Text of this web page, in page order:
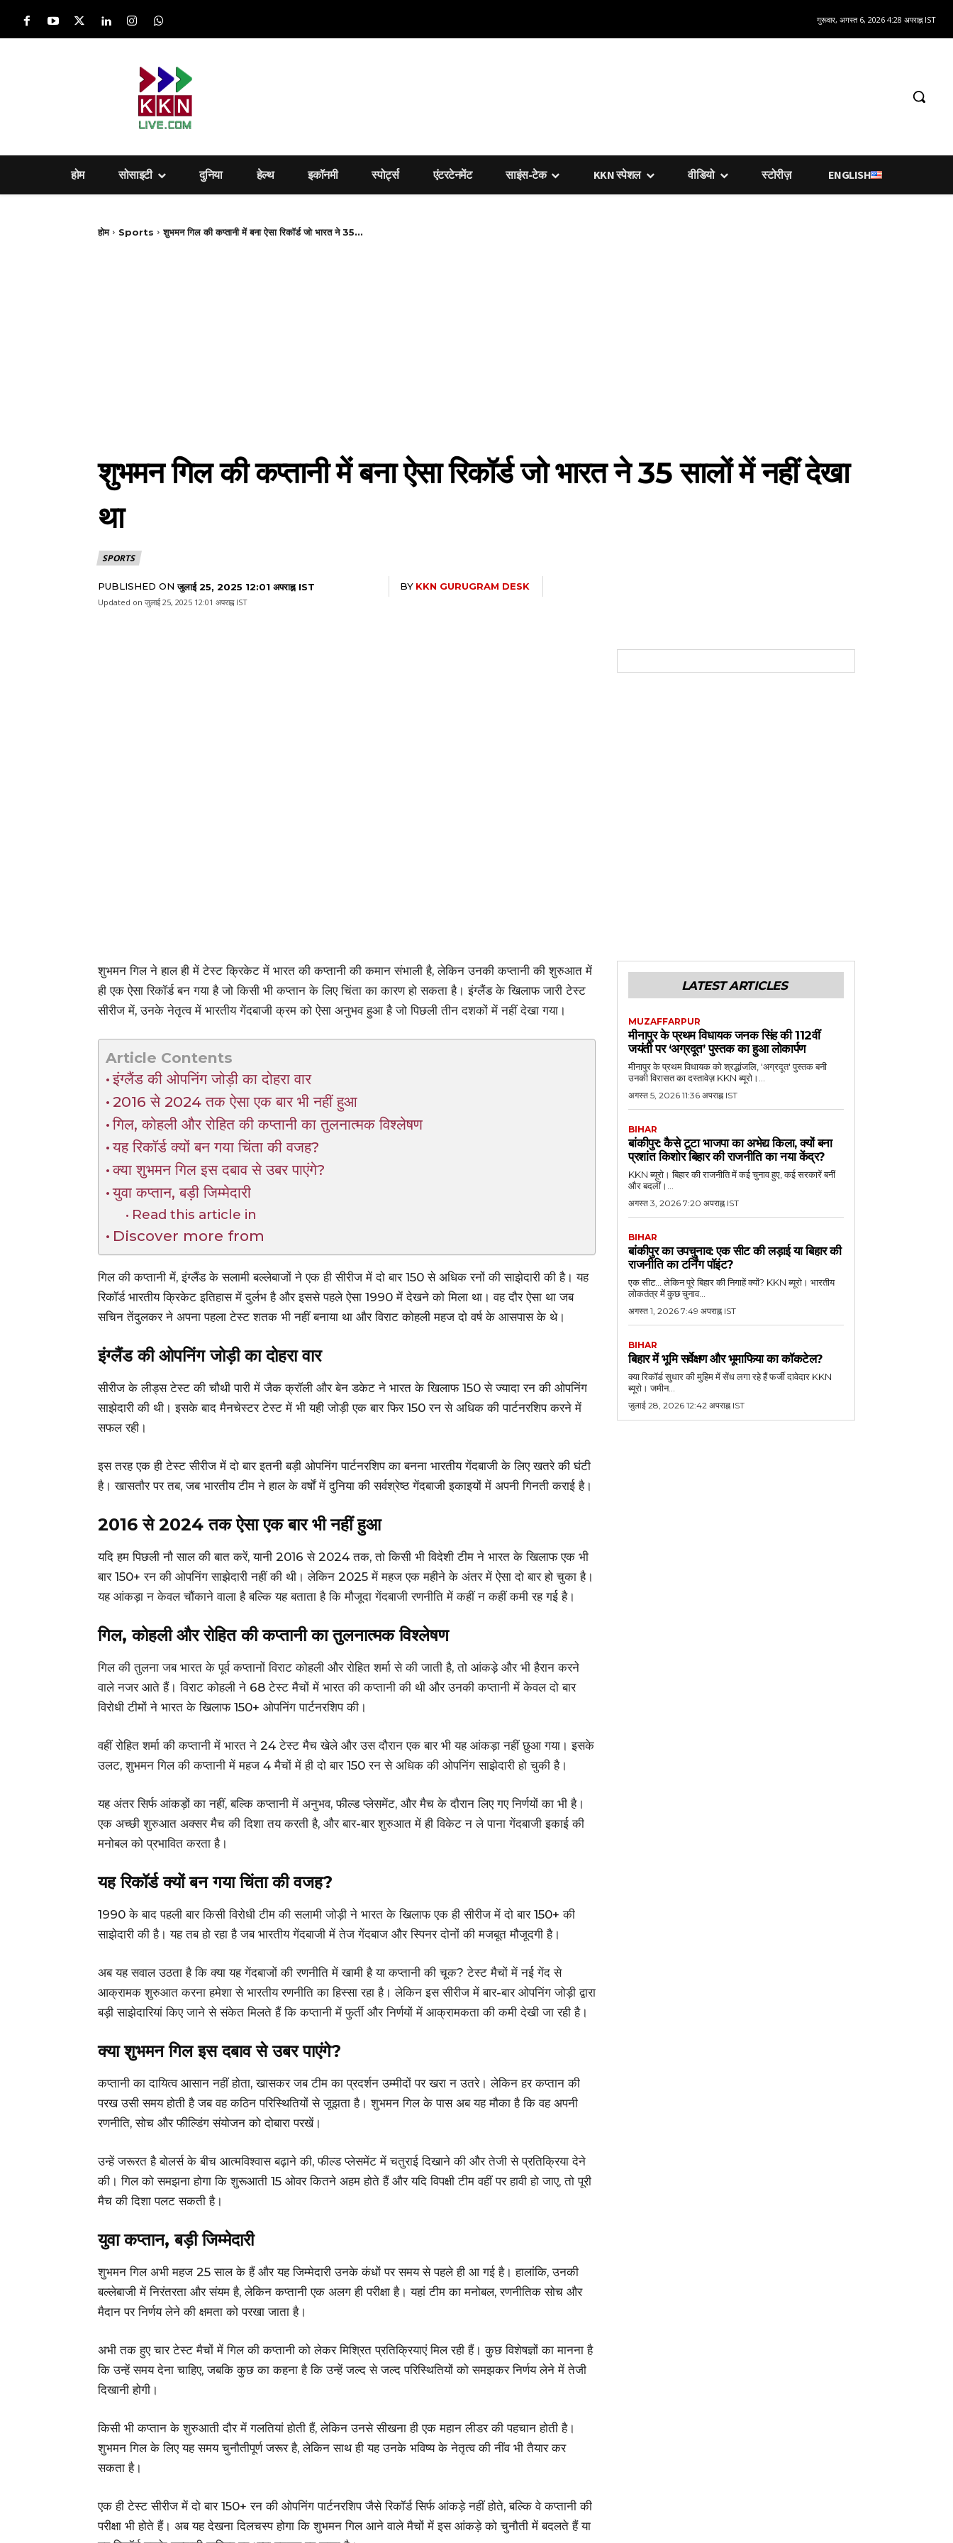
गुरूवार, अगस्त 6, 2026 4:28 अपराह्न IST
होम सोसाइटी दुनिया हेल्‍थ इकॉनमी स्पोर्ट्स एंटरटेनमेंट साइंस-टेक KKN स्पेशल वीडियो स्टोरीज़ ENGLISH
होम Sports शुभमन गिल की कप्तानी में बना ऐसा रिकॉर्ड जो भारत ने 35...
शुभमन गिल की कप्तानी में बना ऐसा रिकॉर्ड जो भारत ने 35 सालों में नहीं देखा
था
SPORTS
PUBLISHED ON जुलाई 25, 2025 12:01 अपराह्न IST BY KKN GURUGRAM DESK
Updated on जुलाई 25, 2025 12:01 अपराह्न IST
शुभमन गिल ने हाल ही में टेस्ट क्रिकेट में भारत की कप्तानी की कमान संभाली है, लेकिन उनकी कप्तानी की शुरुआत में
ही एक ऐसा रिकॉर्ड बन गया है जो किसी भी कप्तान के लिए चिंता का कारण हो सकता है। इंग्लैंड के खिलाफ जारी टेस्ट
सीरीज में, उनके नेतृत्व में भारतीय गेंदबाजी क्रम को ऐसा अनुभव हुआ है जो पिछली तीन दशकों में नहीं देखा गया।
Article Contents
इंग्लैंड की ओपनिंग जोड़ी का दोहरा वार
2016 से 2024 तक ऐसा एक बार भी नहीं हुआ
गिल, कोहली और रोहित की कप्तानी का तुलनात्मक विश्लेषण
यह रिकॉर्ड क्यों बन गया चिंता की वजह?
क्या शुभमन गिल इस दबाव से उबर पाएंगे?
युवा कप्तान, बड़ी जिम्मेदारी
Read this article in
Discover more from
गिल की कप्तानी में, इंग्लैंड के सलामी बल्लेबाजों ने एक ही सीरीज में दो बार 150 से अधिक रनों की साझेदारी की है। यह
रिकॉर्ड भारतीय क्रिकेट इतिहास में दुर्लभ है और इससे पहले ऐसा 1990 में देखने को मिला था। वह दौर ऐसा था जब
सचिन तेंदुलकर ने अपना पहला टेस्ट शतक भी नहीं बनाया था और विराट कोहली महज दो वर्ष के आसपास के थे।
इंग्लैंड की ओपनिंग जोड़ी का दोहरा वार
सीरीज के लीड्स टेस्ट की चौथी पारी में जैक क्रॉली और बेन डकेट ने भारत के खिलाफ 150 से ज्यादा रन की ओपनिंग
साझेदारी की थी। इसके बाद मैनचेस्टर टेस्ट में भी यही जोड़ी एक बार फिर 150 रन से अधिक की पार्टनरशिप करने में
सफल रही।
इस तरह एक ही टेस्ट सीरीज में दो बार इतनी बड़ी ओपनिंग पार्टनरशिप का बनना भारतीय गेंदबाजी के लिए खतरे की घंटी
है। खासतौर पर तब, जब भारतीय टीम ने हाल के वर्षों में दुनिया की सर्वश्रेष्ठ गेंदबाजी इकाइयों में अपनी गिनती कराई है।
2016 से 2024 तक ऐसा एक बार भी नहीं हुआ
यदि हम पिछली नौ साल की बात करें, यानी 2016 से 2024 तक, तो किसी भी विदेशी टीम ने भारत के खिलाफ एक भी
बार 150+ रन की ओपनिंग साझेदारी नहीं की थी। लेकिन 2025 में महज एक महीने के अंतर में ऐसा दो बार हो चुका है।
यह आंकड़ा न केवल चौंकाने वाला है बल्कि यह बताता है कि मौजूदा गेंदबाजी रणनीति में कहीं न कहीं कमी रह गई है।
गिल, कोहली और रोहित की कप्तानी का तुलनात्मक विश्लेषण
गिल की तुलना जब भारत के पूर्व कप्तानों विराट कोहली और रोहित शर्मा से की जाती है, तो आंकड़े और भी हैरान करने
वाले नजर आते हैं। विराट कोहली ने 68 टेस्ट मैचों में भारत की कप्तानी की थी और उनकी कप्तानी में केवल दो बार
विरोधी टीमों ने भारत के खिलाफ 150+ ओपनिंग पार्टनरशिप की।
वहीं रोहित शर्मा की कप्तानी में भारत ने 24 टेस्ट मैच खेले और उस दौरान एक बार भी यह आंकड़ा नहीं छुआ गया। इसके
उलट, शुभमन गिल की कप्तानी में महज 4 मैचों में ही दो बार 150 रन से अधिक की ओपनिंग साझेदारी हो चुकी है।
यह अंतर सिर्फ आंकड़ों का नहीं, बल्कि कप्तानी में अनुभव, फील्ड प्लेसमेंट, और मैच के दौरान लिए गए निर्णयों का भी है।
एक अच्छी शुरुआत अक्सर मैच की दिशा तय करती है, और बार-बार शुरुआत में ही विकेट न ले पाना गेंदबाजी इकाई की
मनोबल को प्रभावित करता है।
यह रिकॉर्ड क्यों बन गया चिंता की वजह?
1990 के बाद पहली बार किसी विरोधी टीम की सलामी जोड़ी ने भारत के खिलाफ एक ही सीरीज में दो बार 150+ की
साझेदारी की है। यह तब हो रहा है जब भारतीय गेंदबाजी में तेज गेंदबाज और स्पिनर दोनों की मजबूत मौजूदगी है।
अब यह सवाल उठता है कि क्या यह गेंदबाजों की रणनीति में खामी है या कप्तानी की चूक? टेस्ट मैचों में नई गेंद से
आक्रामक शुरुआत करना हमेशा से भारतीय रणनीति का हिस्सा रहा है। लेकिन इस सीरीज में बार-बार ओपनिंग जोड़ी द्वारा
बड़ी साझेदारियां किए जाने से संकेत मिलते हैं कि कप्तानी में फुर्ती और निर्णयों में आक्रामकता की कमी देखी जा रही है।
क्या शुभमन गिल इस दबाव से उबर पाएंगे?
कप्तानी का दायित्व आसान नहीं होता, खासकर जब टीम का प्रदर्शन उम्मीदों पर खरा न उतरे। लेकिन हर कप्तान की
परख उसी समय होती है जब वह कठिन परिस्थितियों से जूझता है। शुभमन गिल के पास अब यह मौका है कि वह अपनी
रणनीति, सोच और फील्डिंग संयोजन को दोबारा परखें।
उन्हें जरूरत है बोलर्स के बीच आत्मविश्वास बढ़ाने की, फील्ड प्लेसमेंट में चतुराई दिखाने की और तेजी से प्रतिक्रिया देने
की। गिल को समझना होगा कि शुरूआती 15 ओवर कितने अहम होते हैं और यदि विपक्षी टीम वहीं पर हावी हो जाए, तो पूरी
मैच की दिशा पलट सकती है।
युवा कप्तान, बड़ी जिम्मेदारी
शुभमन गिल अभी महज 25 साल के हैं और यह जिम्मेदारी उनके कंधों पर समय से पहले ही आ गई है। हालांकि, उनकी
बल्लेबाजी में निरंतरता और संयम है, लेकिन कप्तानी एक अलग ही परीक्षा है। यहां टीम का मनोबल, रणनीतिक सोच और
मैदान पर निर्णय लेने की क्षमता को परखा जाता है।
अभी तक हुए चार टेस्ट मैचों में गिल की कप्तानी को लेकर मिश्रित प्रतिक्रियाएं मिल रही हैं। कुछ विशेषज्ञों का मानना है
कि उन्हें समय देना चाहिए, जबकि कुछ का कहना है कि उन्हें जल्द से जल्द परिस्थितियों को समझकर निर्णय लेने में तेजी
दिखानी होगी।
किसी भी कप्तान के शुरुआती दौर में गलतियां होती हैं, लेकिन उनसे सीखना ही एक महान लीडर की पहचान होती है।
शुभमन गिल के लिए यह समय चुनौतीपूर्ण जरूर है, लेकिन साथ ही यह उनके भविष्य के नेतृत्व की नींव भी तैयार कर
सकता है।
एक ही टेस्ट सीरीज में दो बार 150+ रन की ओपनिंग पार्टनरशिप जैसे रिकॉर्ड सिर्फ आंकड़े नहीं होते, बल्कि वे कप्तानी की
परीक्षा भी होते हैं। अब यह देखना दिलचस्प होगा कि शुभमन गिल आने वाले मैचों में इस आंकड़े को चुनौती में बदलते हैं या
LATEST ARTICLES
MUZAFFARPUR
मीनापुर के प्रथम विधायक जनक सिंह की 112वीं
जयंती पर ‘अग्रदूत’ पुस्तक का हुआ लोकार्पण
मीनापुर के प्रथम विधायक को श्रद्धांजलि, 'अग्रदूत' पुस्तक बनी
उनकी विरासत का दस्तावेज़ KKN ब्यूरो।...
अगस्त 5, 2026 11:36 अपराह्न IST
BIHAR
बांकीपुर: कैसे टूटा भाजपा का अभेद्य किला, क्यों बना
प्रशांत किशोर बिहार की राजनीति का नया केंद्र?
KKN ब्यूरो। बिहार की राजनीति में कई चुनाव हुए, कई सरकारें बनीं
और बदलीं।...
अगस्त 3, 2026 7:20 अपराह्न IST
BIHAR
बांकीपुर का उपचुनाव: एक सीट की लड़ाई या बिहार की
राजनीति का टर्निंग पॉइंट?
एक सीट... लेकिन पूरे बिहार की निगाहें क्यों? KKN ब्यूरो। भारतीय
लोकतंत्र में कुछ चुनाव...
अगस्त 1, 2026 7:49 अपराह्न IST
BIHAR
बिहार में भूमि सर्वेक्षण और भूमाफिया का कॉकटेल?
क्या रिकॉर्ड सुधार की मुहिम में सेंध लगा रहे हैं फर्जी दावेदार KKN
ब्यूरो। जमीन...
जुलाई 28, 2026 12:42 अपराह्न IST